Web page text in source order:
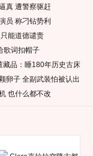
真 遭警察驱赶
员 称刁钻势利
能道德谴责
歌词扣帽子
藏品：睡180年历史古床
卵子 全副武装怕被认出
也什么都不改